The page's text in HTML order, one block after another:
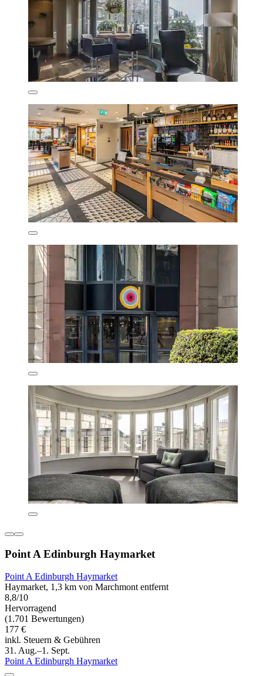
Point A Edinburgh Haymarket
Point A Edinburgh Haymarket
Haymarket, 1,3 km von Marchmont entfernt
8,8/10
Hervorragend
(1.701 Bewertungen)
177 €
inkl. Steuern & Gebühren
31. Aug.–1. Sept.
Point A Edinburgh Haymarket